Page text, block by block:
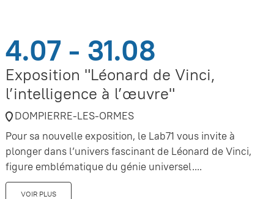
4.07 - 31.08
Exposition "Léonard de Vinci,
l’intelligence à l’œuvre"
DOMPIERRE-LES-ORMES
Pour sa nouvelle exposition, le Lab71 vous invite à
plonger dans l’univers fascinant de Léonard de Vinci,
figure emblématique du génie universel....
VOIR PLUS